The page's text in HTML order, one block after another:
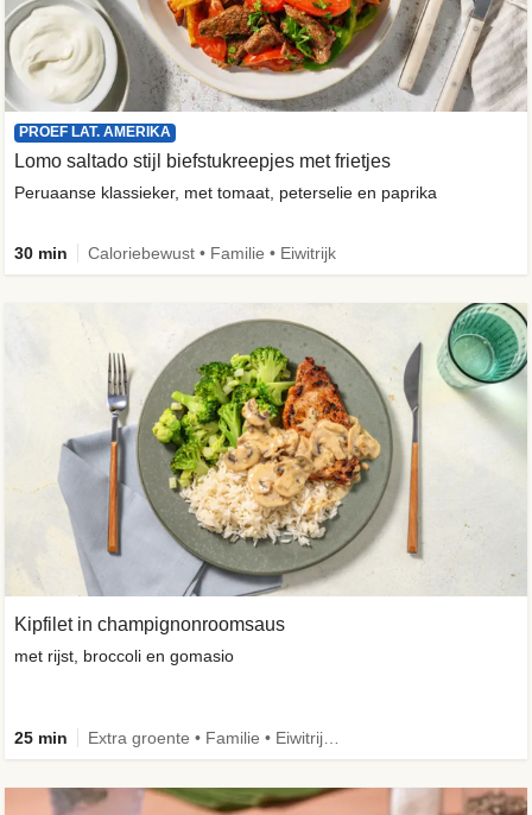
Kipfilet in champignonroomsaus
met rijst, broccoli en gomasio
25 min
PROEF LAT. AMERIKA
Lomo saltado stijl biefstukreepjes met frietjes
Peruaanse klassieker, met tomaat, peterselie en paprika
30 min Caloriebewust • Familie • Eiwitrijk